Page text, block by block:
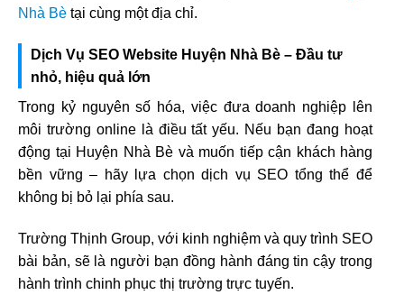
Nhà Bè tại cùng một địa chỉ.
Dịch Vụ SEO Website Huyện Nhà Bè – Đầu tư
nhỏ, hiệu quả lớn
Trong kỷ nguyên số hóa, việc đưa doanh nghiệp lên
môi trường online là điều tất yếu. Nếu bạn đang hoạt
động tại Huyện Nhà Bè và muốn tiếp cận khách hàng
bền vững – hãy lựa chọn dịch vụ SEO tổng thể để
không bị bỏ lại phía sau.
Trường Thịnh Group, với kinh nghiệm và quy trình SEO
bài bản, sẽ là người bạn đồng hành đáng tin cậy trong
hành trình chinh phục thị trường trực tuyến.